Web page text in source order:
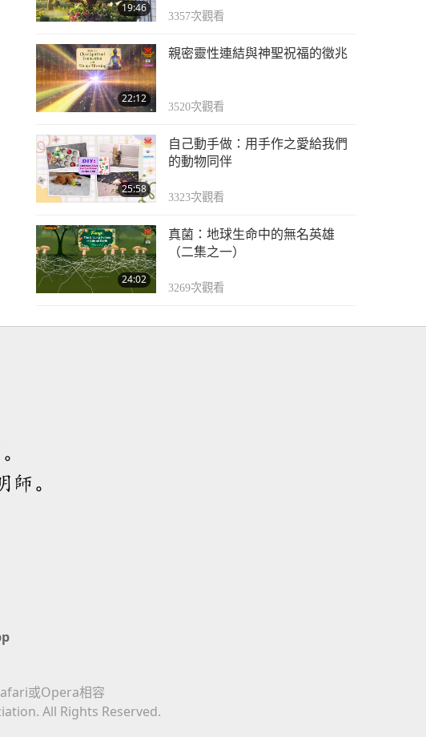
19:46
3357次觀看
22:12
親密靈性連結與神聖祝福的徵兆
3520次觀看
25:58
自己動手做：用手作之愛給我們
的動物同伴
3323次觀看
24:02
真菌：地球生命中的無名英雄
（二集之一）
3269次觀看
。
或Opera相容
All Rights Reserved.